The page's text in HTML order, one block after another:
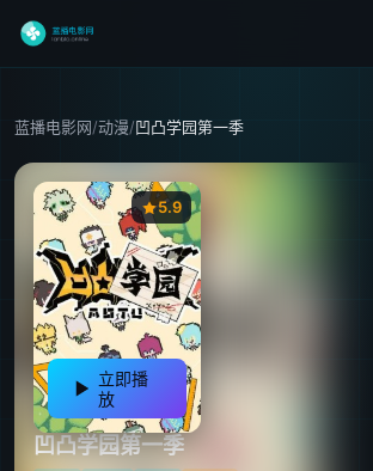
蓝播电影网/动漫/凹凸学园第一季
5.9
立即播
放
凹凸学园第一季